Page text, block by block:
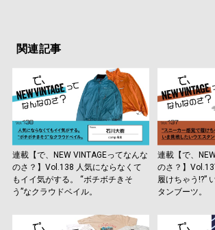
関連記事
連載【で、NEW VINTAGEってなんな
のさ？】Vol.138 人気にならなくて
もイイ気がする。 “ボチボチきそ
う”なクラウドベイル。
連載【で、
のさ？】
履けちゃう!?”
タンブーツ。